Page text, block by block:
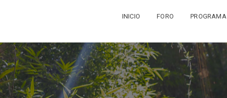
INICIO FORO PROGRAMA